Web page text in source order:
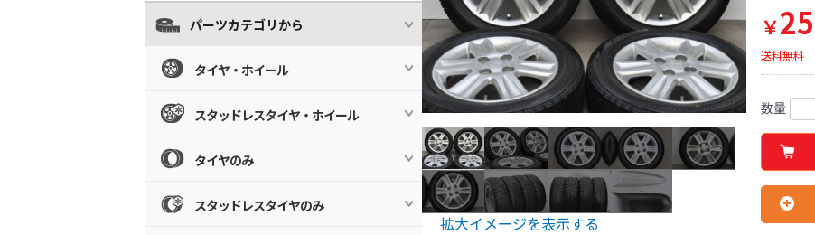
拡大イメージを表示する
￥
送料無料
数量
パーツカテゴリから
タイヤ・ホイール
スタッドレスタイヤ・ホイール
タイヤのみ
スタッドレスタイヤのみ